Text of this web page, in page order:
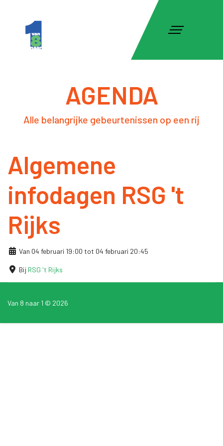
AGENDA
Alle belangrijke gebeurtenissen op een rij
Algemene
infodagen RSG 't
Rijks
Van 04 februari 19:00 tot 04 februari 20:45
Bij RSG 't Rijks
Van 8 naar 1 © 2026